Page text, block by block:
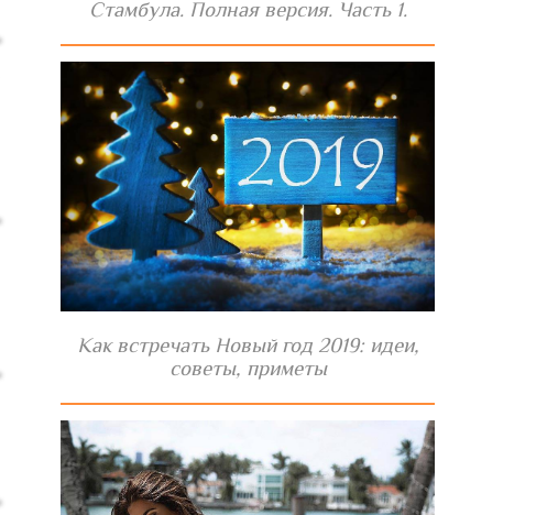
Стамбула. Полная версия. Часть 1.
Как встречать Новый год 2019: идеи,
советы, приметы